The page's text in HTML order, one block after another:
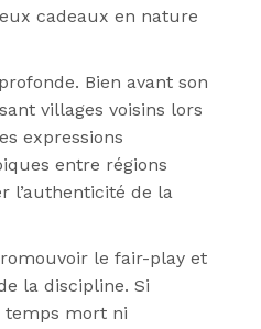
cadeaux en nature
Bien avant son
villages voisins lors
expressions
entre régions
l’authenticité de la
le fair-play et
la discipline. Si
temps mort ni